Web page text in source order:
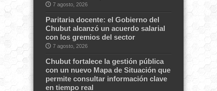
7 agosto, 2026
Paritaria docente: el Gobierno del
Chubut alcanzó un acuerdo salarial
con los gremios del sector
7 agosto, 2026
Chubut fortalece la gestión pública
con un nuevo Mapa de Situación que
permite consultar información clave
en tiempo real